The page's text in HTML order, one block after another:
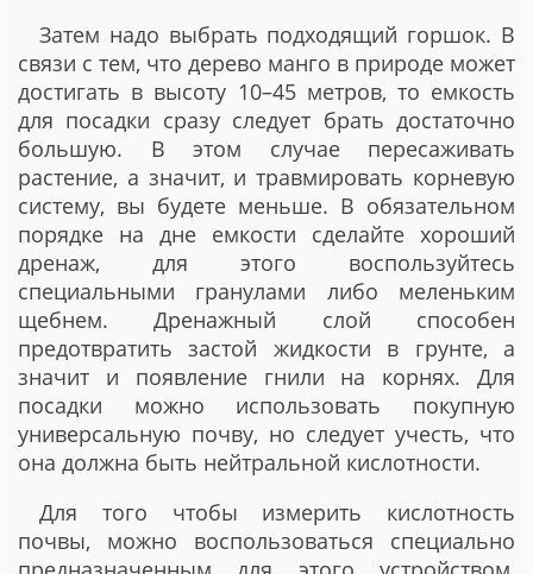
Затем надо выбрать подходящий горшок. В
связи с тем, что дерево манго в природе может
достигать в высоту 10–45 метров, то емкость
для посадки сразу следует брать достаточно
большую. В этом случае пересаживать
растение, а значит, и травмировать корневую
систему, вы будете меньше. В обязательном
порядке на дне емкости сделайте хороший
дренаж, для этого воспользуйтесь
специальными гранулами либо меленьким
щебнем. Дренажный слой способен
предотвратить застой жидкости в грунте, а
значит и появление гнили на корнях. Для
посадки можно использовать покупную
универсальную почву, но следует учесть, что
она должна быть нейтральной кислотности.
Для того чтобы измерить кислотность
почвы, можно воспользоваться специально